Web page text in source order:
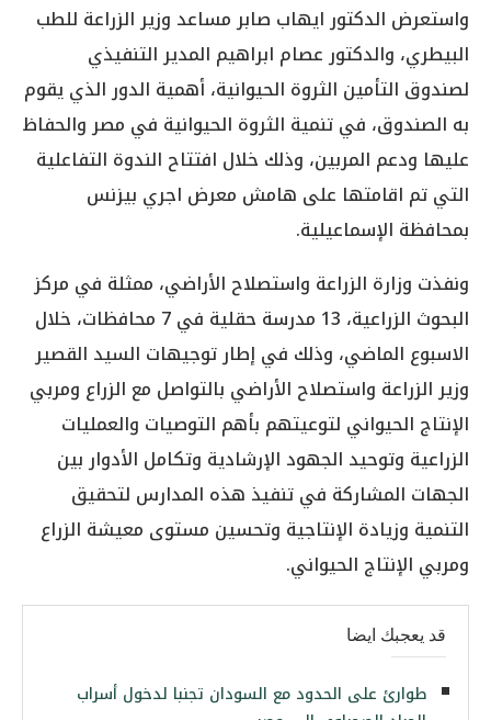
واستعرض الدكتور ايهاب صابر مساعد وزير الزراعة للطب
البيطري، والدكتور عصام ابراهيم المدير التنفيذي
لصندوق التأمين الثروة الحيوانية، أهمية الدور الذي يقوم
به الصندوق، في تنمية الثروة الحيوانية في مصر والحفاظ
عليها ودعم المربين، وذلك خلال افتتاح الندوة التفاعلية
التي تم اقامتها على هامش معرض اجري بيزنس
بمحافظة الإسماعيلية.
ونفذت وزارة الزراعة واستصلاح الأراضي، ممثلة في مركز
البحوث الزراعية، 13 مدرسة حقلية في 7 محافظات، خلال
الاسبوع الماضي، وذلك في إطار توجيهات السيد القصير
وزير الزراعة واستصلاح الأراضي بالتواصل مع الزراع ومربي
الإنتاج الحيواني لتوعيتهم بأهم التوصيات والعمليات
الزراعية وتوحيد الجهود الإرشادية وتكامل الأدوار بين
الجهات المشاركة في تنفيذ هذه المدارس لتحقيق
التنمية وزيادة الإنتاجية وتحسين مستوى معيشة الزراع
ومربي الإنتاج الحيواني.
قد يعجبك ايضا
طوارئ على الحدود مع السودان تجنبا لدخول أسراب